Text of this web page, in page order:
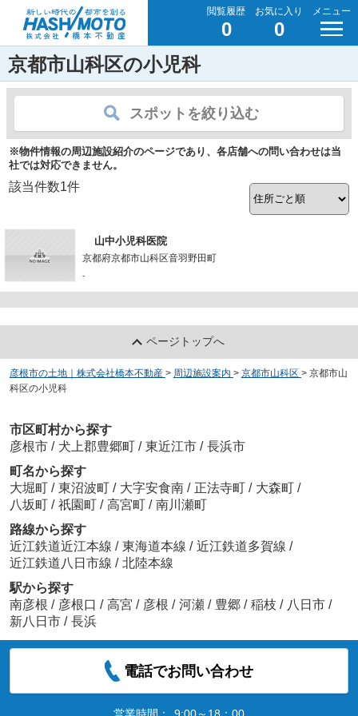
閲覧履歴
0
お気に入り
0
メニュー
京都市山科区の小児科
スポットを絞り込む
※物件情報の周辺施設紹介のページであり、各店舗への問い合わせは当
社では対応できません。
該当件数1件
山中小児科医院
京都府京都市山科区音羽野田町
-
ページトップへ
彦根市の土地｜株式会社橋本不動産 > 周辺施設案内 > 京都市山科区 > 京都市山
科区の小児科
市区町村から探す
彦根市 / 犬上郡豊郷町 / 東近江市 / 長浜市
町名から探す
大堀町 / 東沼波町 / 大字安食南 / 正法寺町 / 大森町 /
八坂町 / 祇園町 / 高宮町 / 南川瀬町
路線から探す
近江鉄道近江本線 / 東海道本線 / 近江鉄道多賀線 /
近江鉄道八日市線 / 北陸本線
駅から探す
南彦根 / 彦根口 / 高宮 / 彦根 / 河瀬 / 豊郷 / 稲枝 / 八日市 /
新八日市 / 長浜
電話でお問い合わせ
営業時間： 9:00～18：00